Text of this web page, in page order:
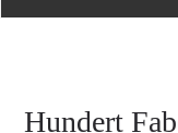
Hundert